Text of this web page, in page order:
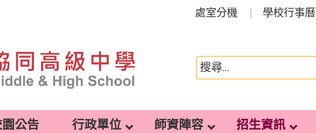
處室分機 學校行事曆
公告 行政單位 師資陣容 招生資訊